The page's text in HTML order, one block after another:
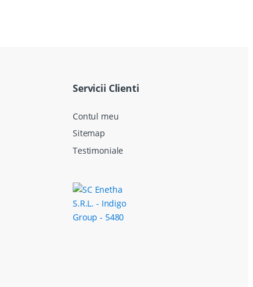
Servicii Clienti
Contul meu
Sitemap
Testimoniale